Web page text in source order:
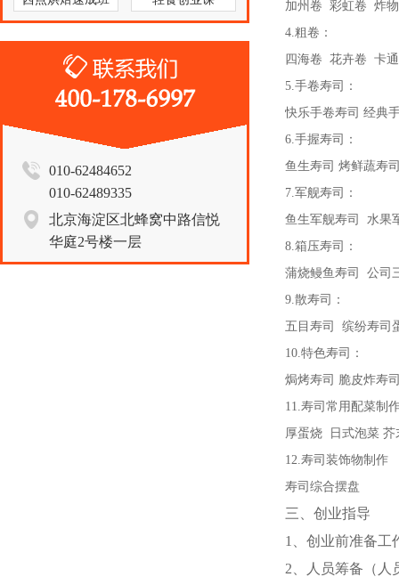
010-62484652
010-62489335
北京海淀区北蜂窝中路信悦
华庭2号楼一层
加州卷 彩虹卷 炸
4.粗卷：
四海卷 花卉卷 卡
5.手卷寿司：
快乐手卷寿司 经典
6.手握寿司：
鱼生寿司 烤鲜蔬寿
7.军舰寿司：
鱼生军舰寿司 水果
8.箱压寿司：
蒲烧鳗鱼寿司 公司
9.散寿司：
五目寿司 缤纷寿司
10.特色寿司：
焗烤寿司 脆皮炸寿
11.寿司常用配菜制作
厚蛋烧 日式泡菜 芥
12.寿司装饰物制作
寿司综合摆盘
三、创业指导
1、创业前准备工作
2、人员筹备（人